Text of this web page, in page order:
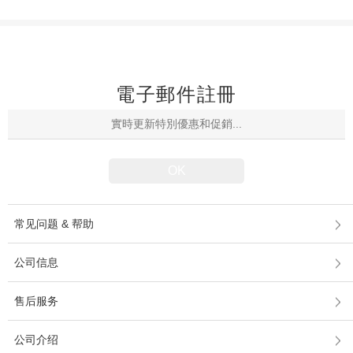
電子郵件註冊
常见问题 & 帮助
公司信息
售后服务
公司介绍